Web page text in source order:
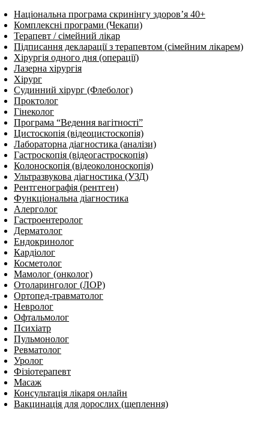
Національна програма скринінгу здоров’я 40+
Комплексні програми (Чекапи)
Терапевт / сімейний лікар
Підписання декларації з терапевтом (сімейним лікарем)
Хірургія одного дня (операції)
Лазерна хірургія
Хірург
Судинний хірург (Флеболог)
Проктолог
Гінеколог
Програма “Ведення вагітності”
Цистоскопія (відеоцистоскопія)
Лабораторна діагностика (аналізи)
Гастроскопія (відеогастроскопія)
Колоноскопія (відеоколоноскопія)
Ультразвукова діагностика (УЗД)
Рентгенографія (рентген)
Функціональна діагностика
Алерголог
Гастроентеролог
Дерматолог
Ендокринолог
Кардіолог
Косметолог
Мамолог (онколог)
Отоларинголог (ЛОР)
Ортопед-травматолог
Невролог
Офтальмолог
Психіатр
Пульмонолог
Ревматолог
Уролог
Фізіотерапевт
Масаж
Консультація лікаря онлайн
Вакцинація для дорослих (щеплення)